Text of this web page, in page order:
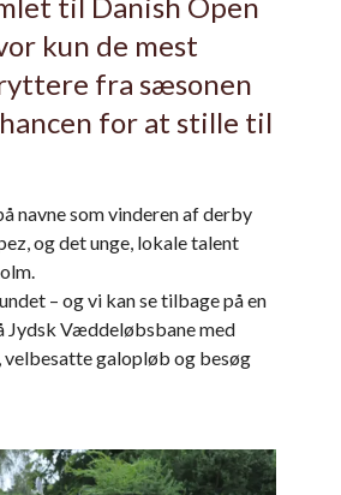
kun de mest
fra sæsonen
for at stille til
navne som vinderen af derby
og det unge, lokale talent
– og vi kan se tilbage på en
Jydsk Væddeløbsbane med
galopløb og besøg